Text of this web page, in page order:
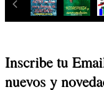
Inscribe tu
nuevos y